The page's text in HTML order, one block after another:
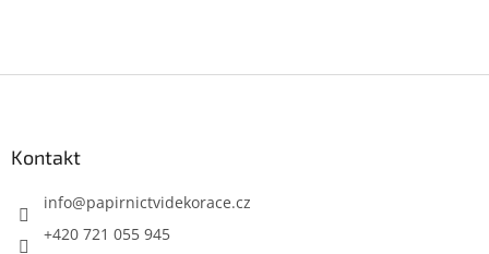
y
Kontakt
info@papirnictvidekorace.cz
+420 721 055 945